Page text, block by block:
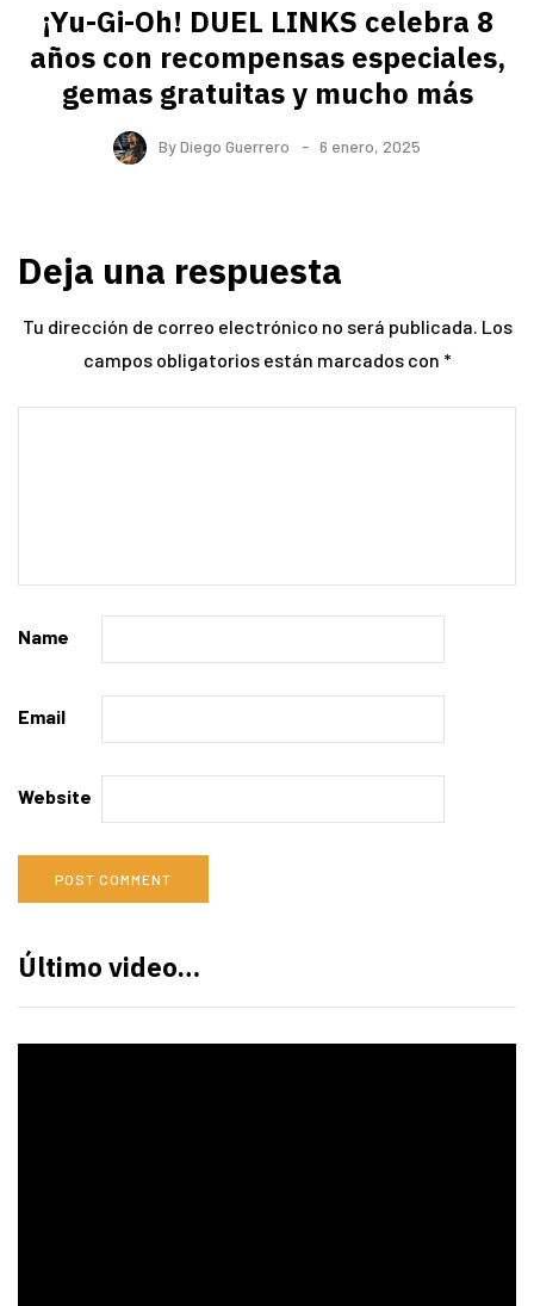
¡Yu-Gi-Oh! DUEL LINKS celebra 8
años con recompensas especiales,
gemas gratuitas y mucho más
ByDiego Guerrero 6 enero, 2025
Deja una respuesta
Tu dirección de correo electrónico no será publicada. Los
campos obligatorios están marcados con *
Name
Email
Website
Último video…